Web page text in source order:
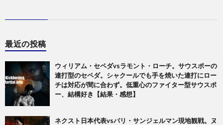
最近の投稿
ウィリアム・セペダvsラモント・ローチ。サウスポーの
連打型のセペダ。シャクールでも手を焼いた連打にロー
チは対応が間に合わず。低重心のファイター型サウスポ
ー、結構好き【結果・感想】
ネクスト日本代表vsパリ・サンジェルマン現地観戦。ヌ